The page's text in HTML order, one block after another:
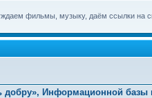
фильмы, музыку, даём ссылки на
добру», Информационной базы